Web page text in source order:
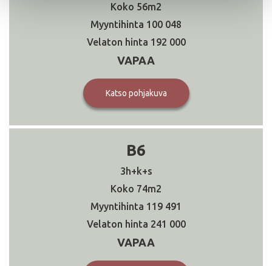
56
100 048
192 000
VAPAA
Katso pohjakuva
B6
3h+k+s
74
119 491
241 000
VAPAA